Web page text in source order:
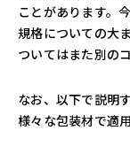
ことがあります。
規格についての大
ついてはまた別の
なお、以下で説明
様々な包装材で適